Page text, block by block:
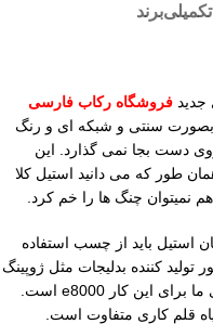
برند
فروشگاه رکاب فارسی
سنتی و شبکه ای و رنگ
دست بجا نمی گذارد. این
طور که می دانید استیل کلا
نمیتوان چنگ ها را خم کرد.
استیل باید از چسب استفاده
کننده بدلیجات مثل ژوپینگ
هم از چسب استفاده میکنند. چسب پیشنهادی ما برای این کار e8000 است.
قلم کاری متفاوت است.